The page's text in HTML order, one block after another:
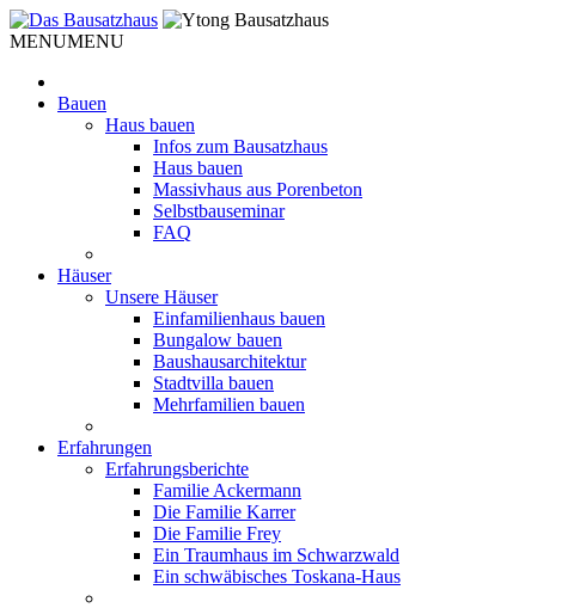
Weiter
zum
MENUMENU
Bauen
Haus bauen
Infos zum Bausatzhaus
Haus bauen
Massivhaus aus Porenbeton
Selbstbauseminar
FAQ
Häuser
Unsere Häuser
Einfamilienhaus bauen
Bungalow bauen
Baushausarchitektur
Stadtvilla bauen
Mehrfamilien bauen
Erfahrungen
Erfahrungsberichte
Familie Ackermann
Die Familie Karrer
Die Familie Frey
Ein Traumhaus im Schwarzwald
Ein schwäbisches Toskana-Haus